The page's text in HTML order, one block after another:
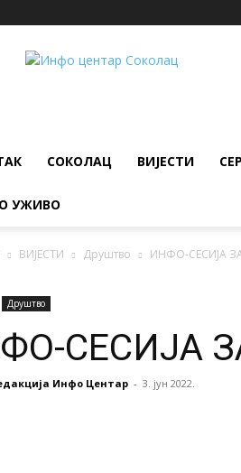
ИНФО
СОКОЛАЦ ВИЈЕСТИ
УЖИВО
ВИЈЕСТИ Друштво ИНФО-СЕСИЈА
Друштво
СЕСИЈА
Инфо Центар - 3. јун 2022.